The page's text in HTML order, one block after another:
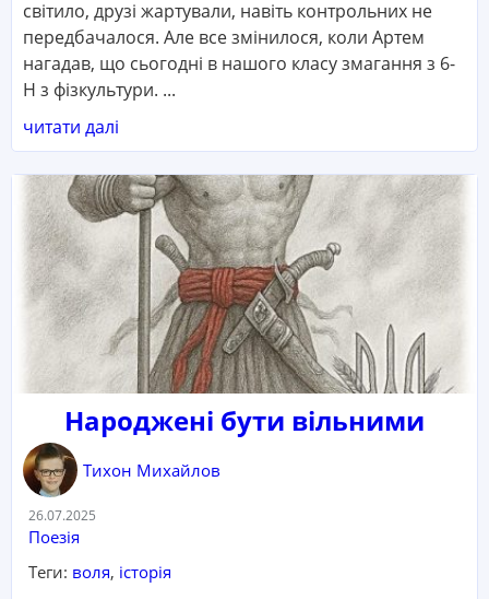
світило, друзі жартували, навіть контрольних не
передбачалося. Але все змінилося, коли Артем
нагадав, що сьогодні в нашого класу змагання з 6-
Н з фізкультури. ...
читати далі
Народжені бути вільними
Тихон Михайлов
Дата:
26.07.2025
Категорія:
Поезія
Теги: воля, історія